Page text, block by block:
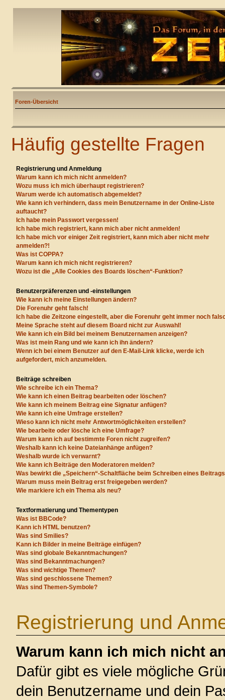
Foren-Übersicht
Häufig gestellte Fragen
Registrierung und Anmeldung
Warum kann ich mich nicht anmelden?
Wozu muss ich mich überhaupt registrieren?
Warum werde ich automatisch abgemeldet?
Wie kann ich verhindern, dass mein Benutzername in der Online-Liste
auftaucht?
Ich habe mein Passwort vergessen!
Ich habe mich registriert, kann mich aber nicht anmelden!
Ich habe mich vor einiger Zeit registriert, kann mich aber nicht mehr
anmelden?!
Was ist COPPA?
Warum kann ich mich nicht registrieren?
Wozu ist die „Alle Cookies des Boards löschen“-Funktion?
Benutzerpräferenzen und -einstellungen
Wie kann ich meine Einstellungen ändern?
Die Forenuhr geht falsch!
Ich habe die Zeitzone eingestellt, aber die Forenuhr geht immer noch
Meine Sprache steht auf diesem Board nicht zur Auswahl!
Wie kann ich ein Bild bei meinem Benutzernamen anzeigen?
Was ist mein Rang und wie kann ich ihn ändern?
Wenn ich bei einem Benutzer auf den E-Mail-Link klicke, werde ich
aufgefordert, mich anzumelden.
Beiträge schreiben
Wie schreibe ich ein Thema?
Wie kann ich einen Beitrag bearbeiten oder löschen?
Wie kann ich meinem Beitrag eine Signatur anfügen?
Wie kann ich eine Umfrage erstellen?
Wieso kann ich nicht mehr Antwortmöglichkeiten erstellen?
Wie bearbeite oder lösche ich eine Umfrage?
Warum kann ich auf bestimmte Foren nicht zugreifen?
Weshalb kann ich keine Dateianhänge anfügen?
Weshalb wurde ich verwarnt?
Wie kann ich Beiträge den Moderatoren melden?
Was bewirkt die „Speichern“-Schaltfläche beim Schreiben eines
Warum muss mein Beitrag erst freigegeben werden?
Wie markiere ich ein Thema als neu?
Textformatierung und Thementypen
Was ist BBCode?
Kann ich HTML benutzen?
Was sind Smilies?
Kann ich Bilder in meine Beiträge einfügen?
Was sind globale Bekanntmachungen?
Was sind Bekanntmachungen?
Was sind wichtige Themen?
Was sind geschlossene Themen?
Was sind Themen-Symbole?
Registrierung und
Warum kann ich mich nicht
Dafür gibt es viele mögliche
dein Benutzername und dein